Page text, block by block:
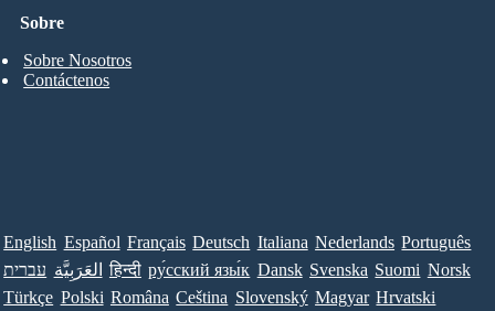
Sobre
Sobre Nosotros
Contáctenos
English Español Français Deutsch Italiana Nederlands Português
עברית العَرَبِيَّة हिन्दी ру́сский язы́к Dansk Svenska Suomi Norsk
Türkçe Polski Româna Ceština Slovenský Magyar Hrvatski